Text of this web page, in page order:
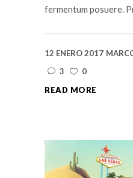
fermentum posuere.
12 ENERO 2017
3
0
READ MORE